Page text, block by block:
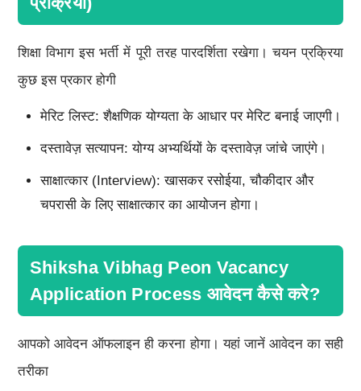
शिक्षा विभाग इस भर्ती में पूरी तरह पारदर्शिता रखेगा। चयन प्रक्रिया
कुछ इस प्रकार होगी
मेरिट लिस्ट: शैक्षणिक योग्यता के आधार पर मेरिट बनाई जाएगी।
दस्तावेज़ सत्यापन: योग्य अभ्यर्थियों के दस्तावेज़ जांचे जाएंगे।
साक्षात्कार (Interview): खासकर रसोईया, चौकीदार और
चपरासी के लिए साक्षात्कार का आयोजन होगा।
Shiksha Vibhag Peon Vacancy
Application Process आवेदन कैसे करे?
आपको आवेदन ऑफलाइन ही करना होगा। यहां जानें आवेदन का सही
तरीका